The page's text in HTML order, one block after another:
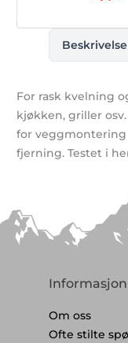
Beskrivelse
For rask kvelning
kjøkken, griller
for veggmontering
fjerning. Testet i
Informasjon
Om oss
Ofte stilte